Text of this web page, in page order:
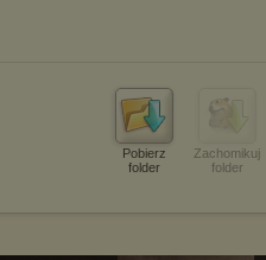
Pobierz
folder
Zachomikuj
folder